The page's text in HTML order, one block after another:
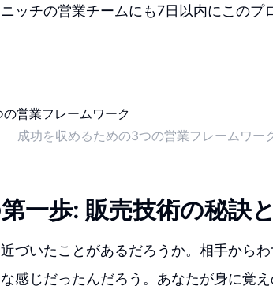
ッチの営業チームにも7日以内にこのプ
成功を収めるための3つの営業フレームワー
一歩: 販売技術の秘訣
づいたことがあるだろうか。相手から
感じだったんだろう。あなたが身に覚